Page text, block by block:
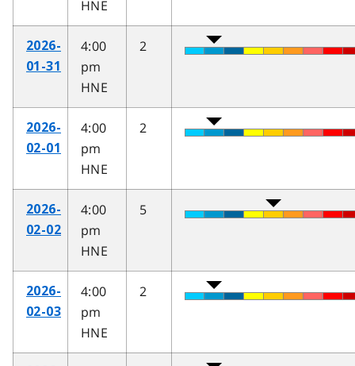
HNE
2026-
01-31
4:00
pm
HNE
2
2026-
02-01
4:00
pm
HNE
2
2026-
02-02
4:00
pm
HNE
5
2026-
02-03
4:00
pm
HNE
2